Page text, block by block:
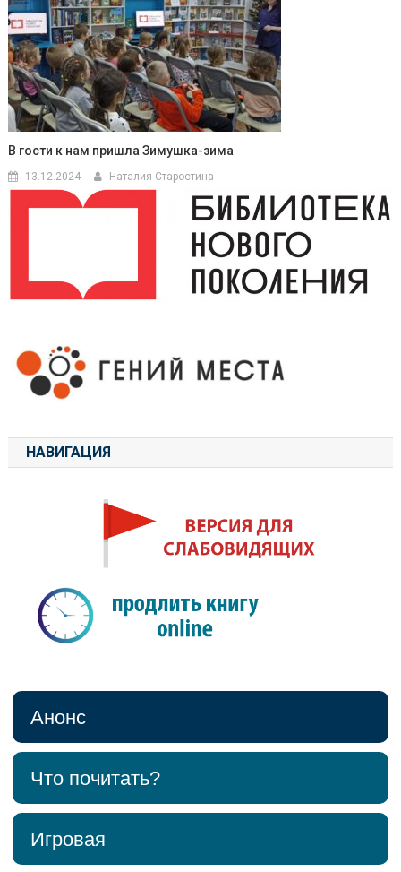
В гости к нам пришла Зимушка-зима
13.12.2024 Наталия Старостина
НАВИГАЦИЯ
Анонс
Что почитать?
Игровая